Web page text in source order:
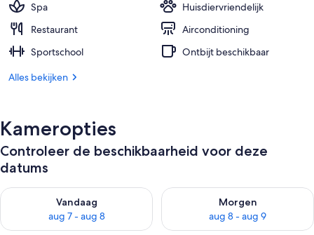
Exterieur
Spa
Huisdiervriendelijk
Restaurant
Airconditioning
Sportschool
Ontbijt beschikbaar
Alles bekijken
Kameropties
Controleer de beschikbaarheid voor deze
datums
Vandaag
aug 7 - aug 8
De beschikbaarheid controleren voor vanavond aug 7 - aug 8
Morgen
aug 8 - aug 9
De beschikbaarheid